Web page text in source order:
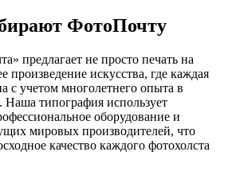
ФотоПочту
предлагает не просто печать на
произведение искусства, где каждая
с учетом многолетнего опыта в
Наша типография использует
оборудование и
мировых производителей, что
качество каждого фотохолста